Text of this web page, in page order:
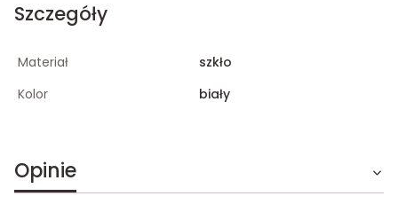
Szczegóły
Materiał
szkło
Kolor
biały
Opinie